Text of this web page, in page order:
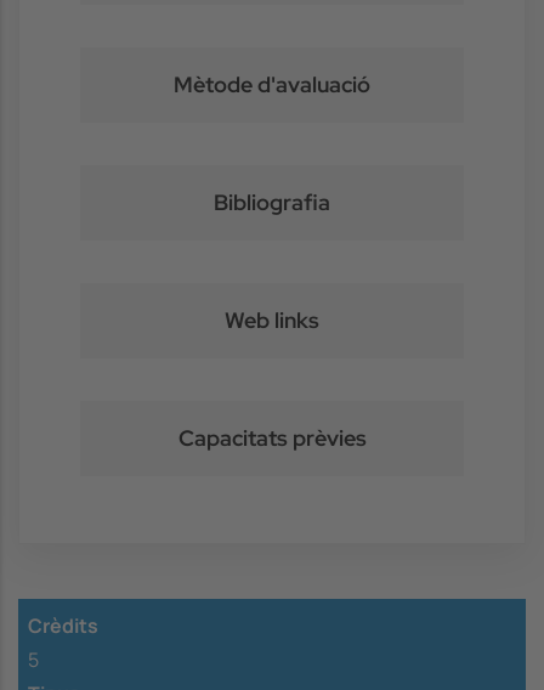
Mètode d'avaluació
Bibliografia
Web links
Capacitats prèvies
Crèdits
5